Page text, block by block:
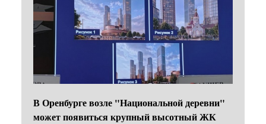
В Оренбурге возле "Национальной деревни"
может появиться крупный высотный ЖК